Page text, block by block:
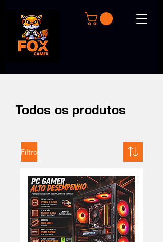
Todos os produtos
Filtro